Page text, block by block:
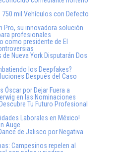
750 mil Vehículos con Defecto
Pro, su innovadora solución
profesionales
como presidente de El
Nueva York Disputarán Dos
los Deepfakes?
Después del Caso
Óscar por Dejar Fuera a
en las Nominaciones
Tu Futuro Profesional
Laborales en México!
Auge
de Jalisco por Negativa
Campesinos repelen al